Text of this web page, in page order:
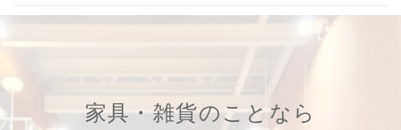
家具・雑貨のことなら